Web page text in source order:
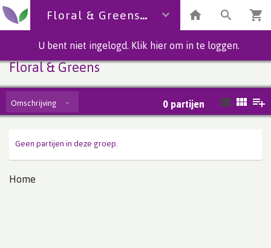
Floral & Greens
U bent niet ingelogd. Klik hier om in te loggen.
Floral & Greens
Omschrijving 0 partijen
Geen partijen in deze groep.
Home